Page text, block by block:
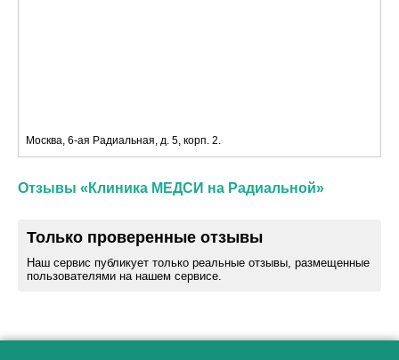
Москва, 6-ая Радиальная, д. 5, корп. 2.
Отзывы «Клиника МЕДСИ на Радиальной»
Только проверенные отзывы
Наш сервис публикует только реальные отзывы, размещенные
пользователями на нашем сервисе.